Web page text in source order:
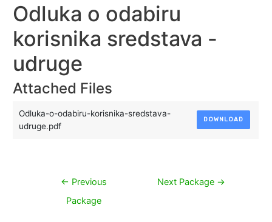
Odluka o odabiru
korisnika sredstava -
udruge
Attached Files
Odluka-o-odabiru-korisnika-sredstava-
udruge.pdf
DOWNLOAD
Navigacija
← Previous
Package
Next Package →